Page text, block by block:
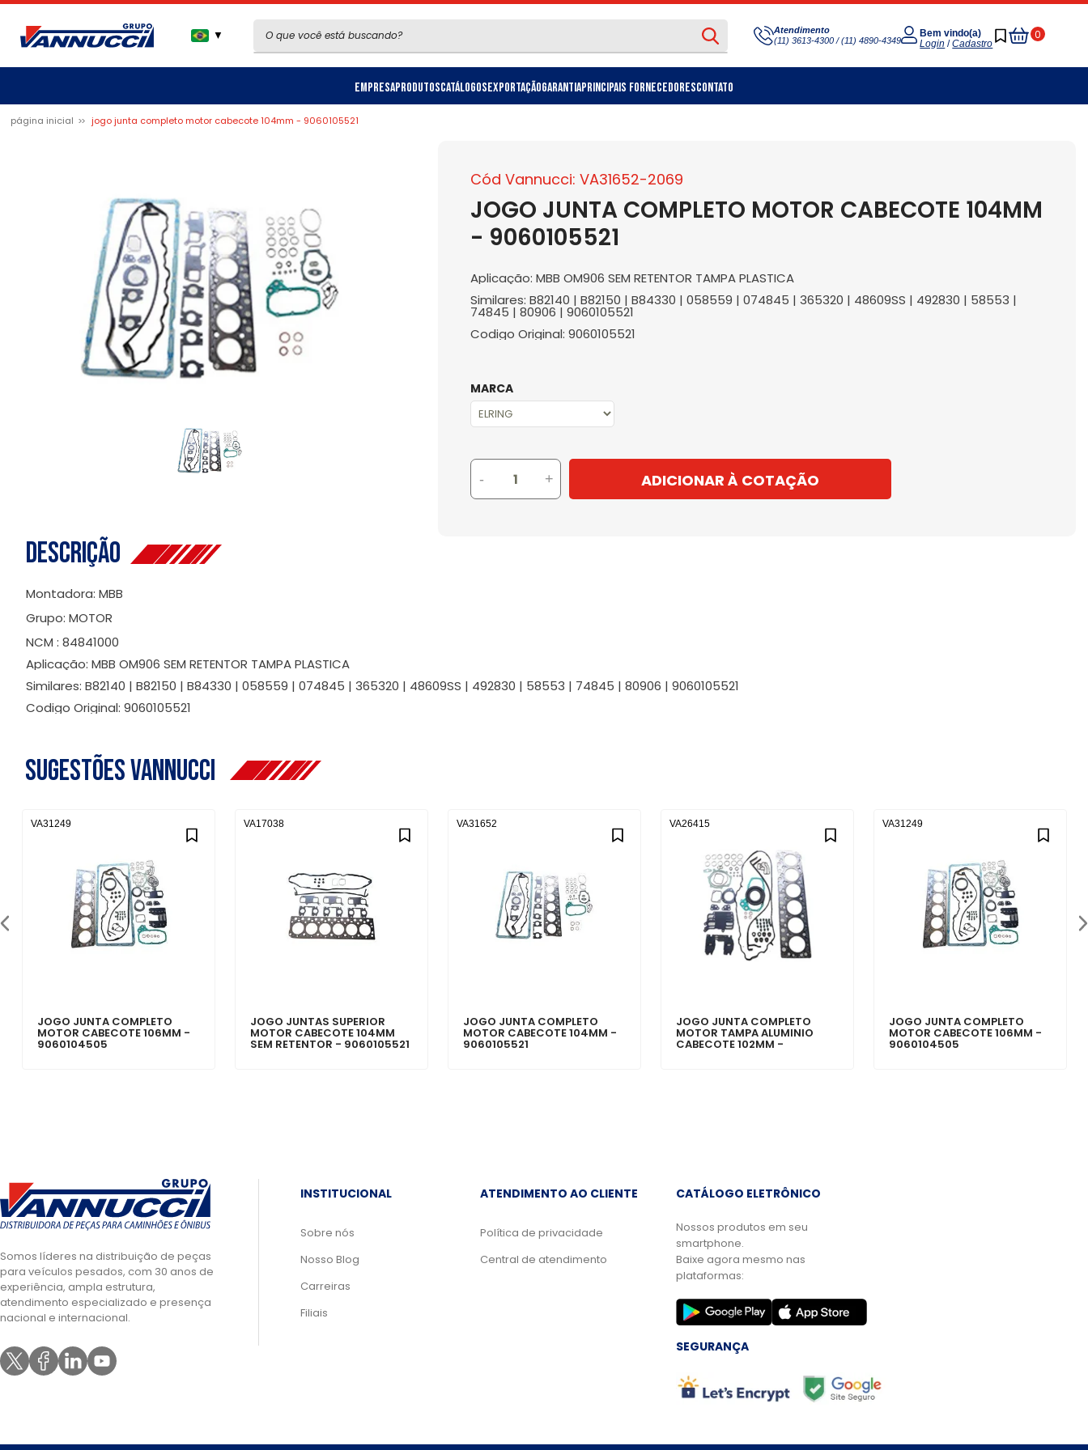
▼
Atendimento
(11) 3613-4300 / (11) 4890-4349
Bem vindo(a)
Login /Cadastro
0
Meu
Carrinho
EmpresaProdutosCatálogosExportaçãoGarantiaPrincipais FornecedoresContato
página inicial jogo junta completo motor cabecote 104mm - 9060105521
Cód Vannucci: VA31652-2069
JOGO JUNTA COMPLETO MOTOR CABECOTE 104MM
- 9060105521
Aplicação: MBB OM906 SEM RETENTOR TAMPA PLASTICA
Similares: B82140 | B82150 | B84330 | 058559 | 074845 | 365320 | 48609SS | 492830 | 58553 |
74845 | 80906 | 9060105521
Codigo Original: 9060105521
MARCA
- + ADICIONAR À COTAÇÃO
Descrição
Montadora: MBB
Grupo: MOTOR
NCM : 84841000
Aplicação: MBB OM906 SEM RETENTOR TAMPA PLASTICA
Similares: B82140 | B82150 | B84330 | 058559 | 074845 | 365320 | 48609SS | 492830 | 58553 | 74845 | 80906 | 9060105521
Codigo Original: 9060105521
Sugestões Vannucci
JOGO JUNTA COMPLETO
MOTOR CABECOTE 106MM -
9060104505
VA31249
JOGO JUNTAS SUPERIOR
MOTOR CABECOTE 104MM
SEM RETENTOR - 9060105521
VA17038
JOGO JUNTA COMPLETO
MOTOR CABECOTE 104MM -
9060105521
VA31652
JOGO JUNTA COMPLETO
MOTOR TAMPA ALUMINIO
CABECOTE 102MM -
VA26415
JOGO JUNTA COMPLETO
MOTOR CABECOTE 106MM -
9060104505
VA31249
Somos líderes na distribuição de peças
para veículos pesados, com 30 anos de
experiência, ampla estrutura,
atendimento especializado e presença
nacional e internacional.
INSTITUCIONAL
Sobre nós
Nosso Blog
Carreiras
Filiais
ATENDIMENTO AO CLIENTE
Política de privacidade
Central de atendimento
CATÁLOGO ELETRÔNICO
Nossos produtos em seu
smartphone.
Baixe agora mesmo nas
plataformas:
SEGURANÇA